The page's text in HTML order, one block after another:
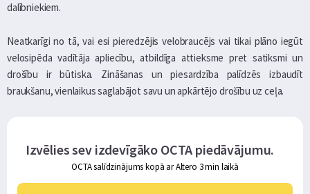
dalībniekiem.
Neatkarīgi no tā, vai esi pieredzējis velobraucējs vai tikai plāno iegūt
velosipēda vadītāja apliecību, atbildīga attieksme pret satiksmi un
drošību ir būtiska. Zināšanas un piesardzība palīdzēs izbaudīt
braukšanu, vienlaikus saglabājot savu un apkārtējo drošību uz ceļa.
Izvēlies sev izdevīgāko OCTA piedāvājumu.
OCTA salīdzinājums kopā ar Altero 3 min laikā